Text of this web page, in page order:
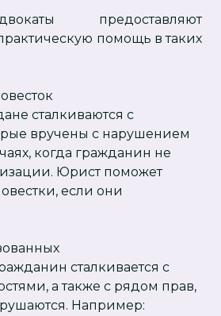
предоставляют
помощь в таких
сталкиваются с
вручены с нарушением
когда гражданин не
Юрист поможет
если они
сталкивается с
а также с рядом прав,
Например: